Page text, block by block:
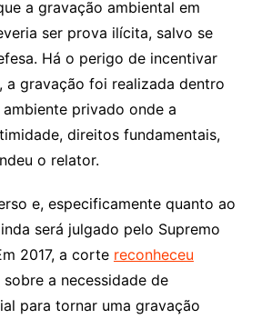
a gravação ambiental em
ser prova ilícita, salvo se
Há o perigo de incentivar
a gravação foi realizada dentro
privado onde a
direitos fundamentais,
o relator.
e, especificamente quanto ao
será julgado pelo Supremo
2017, a corte reconheceu
sobre a necessidade de
para tornar uma gravação